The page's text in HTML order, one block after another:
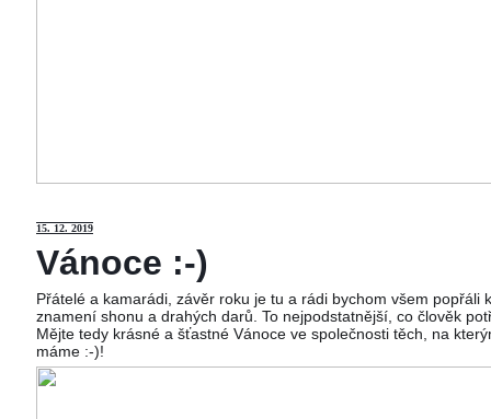
15. 12. 2019
Vánoce :-)
Přátelé a kamarádi, závěr roku je tu a rádi bychom všem
znamení shonu a drahých darů. To nejpodstatnější, co člověk
Mějte tedy krásné a šťastné Vánoce ve společnosti těch, na
máme :-)!